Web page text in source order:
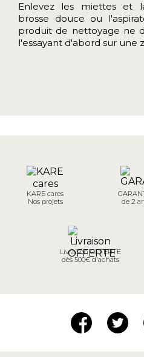
Enlevez les miettes et
brosse douce ou
produit de nettoyage ne
l'essayant d'abord sur une
KARE cares
Nos projets
de 2
Livraison OFFERTE
dès 500€ d'achats